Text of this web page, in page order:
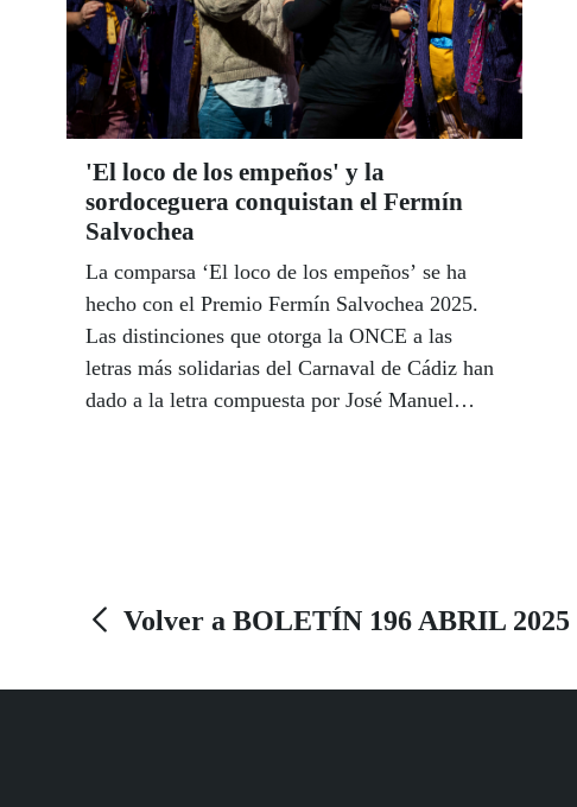
'El loco de los empeños' y la
sordoceguera conquistan el Fermín
Salvochea
La comparsa ‘El loco de los empeños’ se ha
hecho con el Premio Fermín Salvochea 2025.
Las distinciones que otorga la ONCE a las
letras más solidarias del Carnaval de Cádiz han
dado a la letra compuesta por José Manuel
ganadores de esta edición.
Volver a BOLETÍN 196 ABRIL 2025